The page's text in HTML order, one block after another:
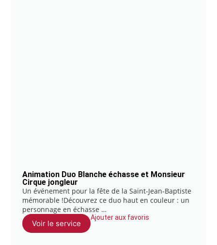
Animation Duo Blanche échasse et Monsieur
Cirque jongleur
Un événement pour la fête de la Saint-Jean-Baptiste
mémorable !Découvrez ce duo haut en couleur : un
personnage en échasse …
Voir le service
Ajouter aux favoris